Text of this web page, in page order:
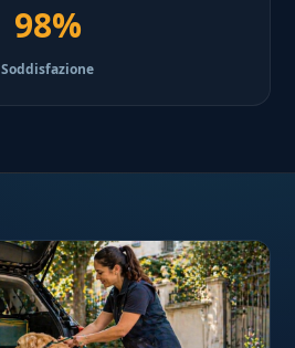
98%
Soddisfazione